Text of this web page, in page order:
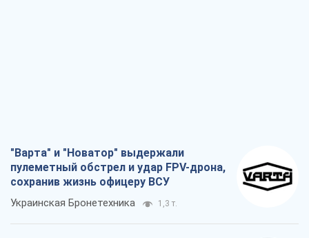
"Варта" и "Новатор" выдержали
пулеметный обстрел и удар FPV-дрона,
сохранив жизнь офицеру ВСУ
Украинская Бронетехника 1,3 т.